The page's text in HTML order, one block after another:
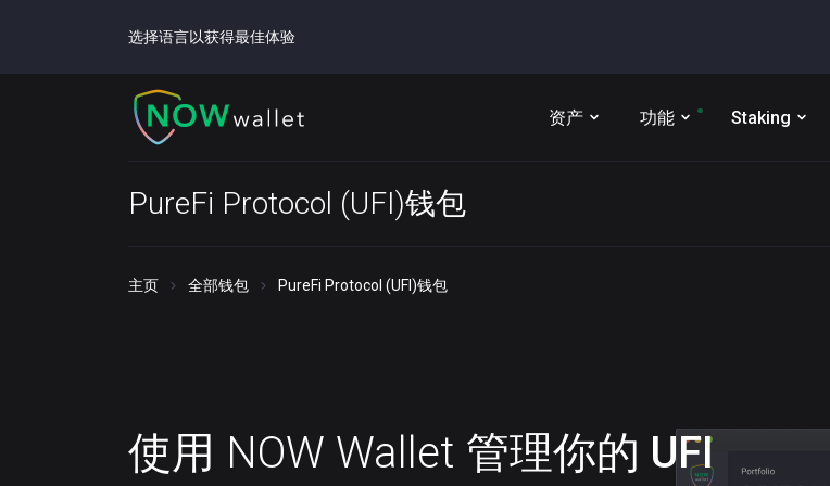
选择语言以获得最佳体验
资产 功能 Staking
PureFi Protocol (UFI)钱包
主页 全部钱包 PureFi Protocol (UFI)钱包
使用 NOW Wallet 管理你的 UFI